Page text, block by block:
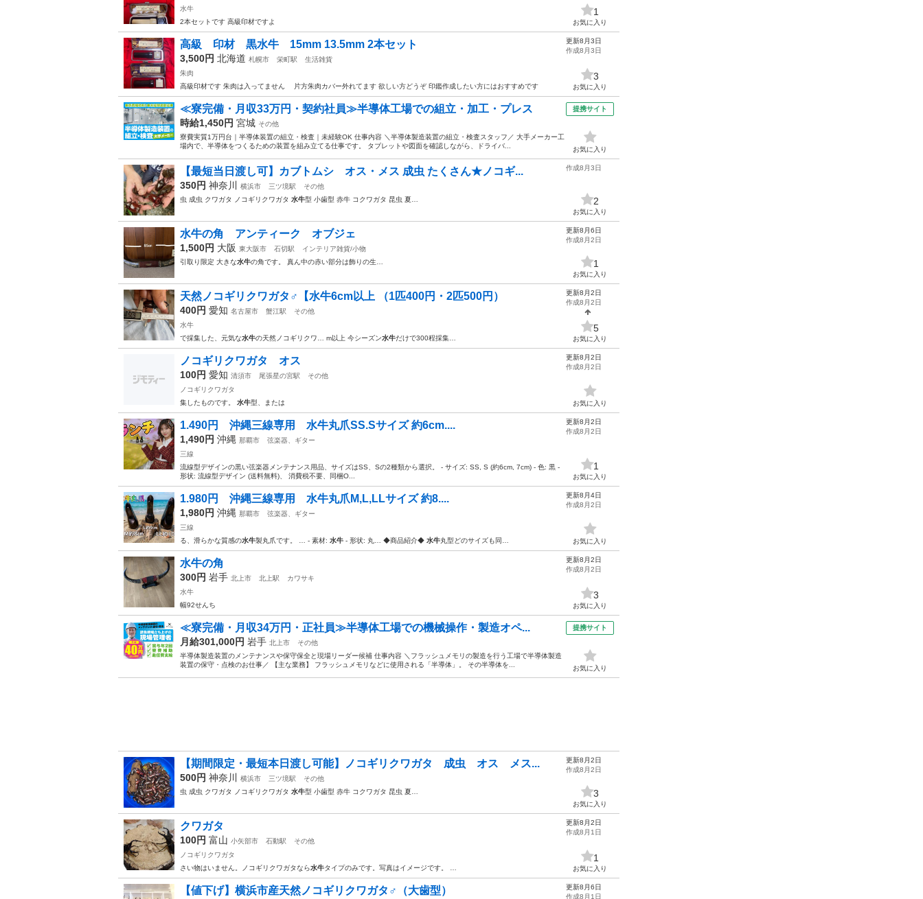
水牛
2本セットです 高級印材ですよ
1
お気に入り
高級 印材 黒水牛 15mm 13.5mm 2本セット
3,500円 北海道 札幌市 栄町駅
生活雑貨
朱肉
高級印材です 朱肉は入ってません 片方朱肉カバー外れてます 欲しい方どうぞ 印鑑作成したい方にはおすすめです
更新8月3日
作成8月3日
3
お気に入り
≪寮完備・月収33万円・契約社員≫半導体工場での組立・加工・プレス
時給1,450円 宮城 その他
寮費実質1万円台｜半導体装置の組立・検査｜未経験OK 仕事内容 ＼半導体製造装置の組立・検査スタッフ／ 大手メーカー工
場内で、半導体をつくるための装置を組み立てる仕事です。 タブレットや図面を確認しながら、ドライバ...
提携サイト
お気に入り
【最短当日渡し可】カブトムシ オス・メス 成虫 たくさん★ノコギ...
350円 神奈川 横浜市 三ツ境駅
その他
虫 成虫 クワガタ ノコギリクワガタ 水牛型 小歯型 赤牛 コクワガタ 昆虫 夏…
作成8月3日
2
お気に入り
水牛の角 アンティーク オブジェ
1,500円 大阪 東大阪市 石切駅
インテリア雑貨/小物
引取り限定 大きな水牛の角です。 真ん中の赤い部分は飾りの生…
更新8月6日
作成8月2日
1
お気に入り
天然ノコギリクワガタ♂【水牛6cm以上 （1匹400円・2匹500円）
400円 愛知 名古屋市 蟹江駅
その他
水牛
で採集した、元気な水牛の天然ノコギリクワ… m以上 今シーズン水牛だけで300程採集…
更新8月2日
作成8月2日
5
お気に入り
ノコギリクワガタ オス
100円 愛知 清須市 尾張星の宮駅
その他
ノコギリクワガタ
集したものです。 水牛型、または
更新8月2日
作成8月2日
お気に入り
1.490円 沖縄三線専用 水牛丸爪SS.Sサイズ 約6cm....
1,490円 沖縄 那覇市
弦楽器、ギター
三線
流線型デザインの黒い弦楽器メンテナンス用品、サイズはSS、Sの2種類から選択。 - サイズ: SS, S (約6cm, 7cm) - 色: 黒 -
形状: 流線型デザイン (送料無料)、 消費税不要、同梱O...
更新8月2日
作成8月2日
1
お気に入り
1.980円 沖縄三線専用 水牛丸爪M,L,LLサイズ 約8....
1,980円 沖縄 那覇市
弦楽器、ギター
三線
る、滑らかな質感の水牛製丸爪です。 … - 素材: 水牛 - 形状: 丸… ◆商品紹介◆ 水牛丸型どのサイズも同…
更新8月4日
作成8月2日
お気に入り
水牛の角
300円 岩手 北上市 北上駅
カワサキ
水牛
幅92せんち
更新8月2日
作成8月2日
3
お気に入り
≪寮完備・月収34万円・正社員≫半導体工場での機械操作・製造オペ...
月給301,000円 岩手 北上市
その他
半導体製造装置のメンテナンスや保守保全と現場リーダー候補 仕事内容 ＼フラッシュメモリの製造を行う工場で半導体製造
装置の保守・点検のお仕事／ 【主な業務】 フラッシュメモリなどに使用される「半導体」。 その半導体を...
提携サイト
お気に入り
【期間限定・最短本日渡し可能】ノコギリクワガタ 成虫 オス メス...
500円 神奈川 横浜市 三ツ境駅
その他
虫 成虫 クワガタ ノコギリクワガタ 水牛型 小歯型 赤牛 コクワガタ 昆虫 夏…
更新8月2日
作成8月2日
3
お気に入り
クワガタ
100円 富山 小矢部市 石動駅
その他
ノコギリクワガタ
さい物はいません。ノコギリクワガタなら水牛タイプのみです。写真はイメージです。 …
更新8月2日
作成8月1日
1
お気に入り
【値下げ】横浜市産天然ノコギリクワガタ♂️（大歯型）
更新8月6日
作成8月1日